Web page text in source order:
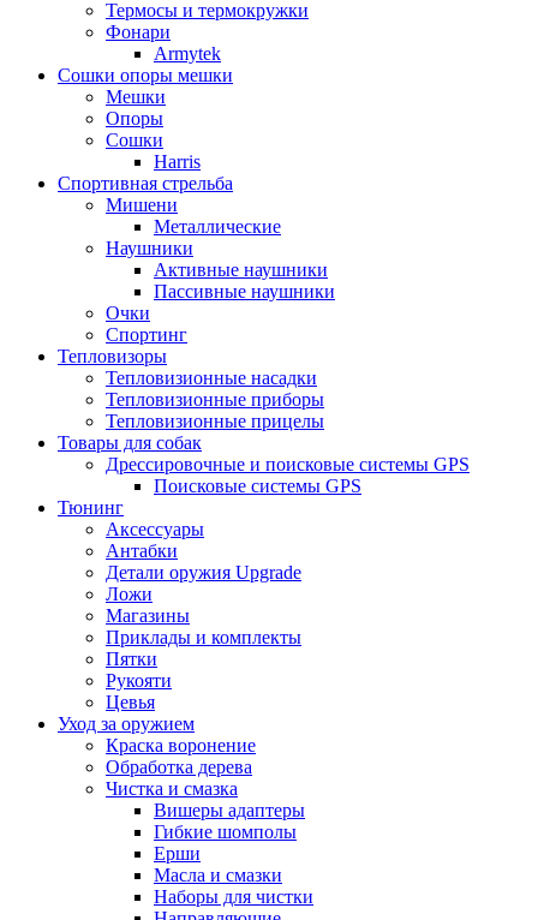
Термосы и термокружки
Фонари
Armytek
Сошки опоры мешки
Мешки
Опоры
Сошки
Harris
Спортивная стрельба
Мишени
Металлические
Наушники
Активные наушники
Пассивные наушники
Очки
Спортинг
Тепловизоры
Тепловизионные насадки
Тепловизионные приборы
Тепловизионные прицелы
Товары для собак
Дрессировочные и поисковые системы GPS
Поисковые системы GPS
Тюнинг
Аксессуары
Антабки
Детали оружия Upgrade
Ложи
Магазины
Приклады и комплекты
Пятки
Рукояти
Цевья
Уход за оружием
Краска воронение
Обработка дерева
Чистка и смазка
Вишеры адаптеры
Гибкие шомполы
Ерши
Масла и смазки
Наборы для чистки